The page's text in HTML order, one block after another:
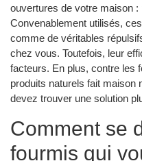
ouvertures de votre maison :
Convenablement utilisés,
comme de véritables
chez vous. Toutefois, leur
facteurs. En plus, contre les
produits naturels fait maison
devez trouver une solution
Comment se
fourmis qui